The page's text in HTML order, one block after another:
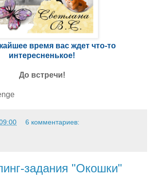
время вас ждет что-то
интересненькое!
До встречи!
6 комментариев:
задания "Окошки"